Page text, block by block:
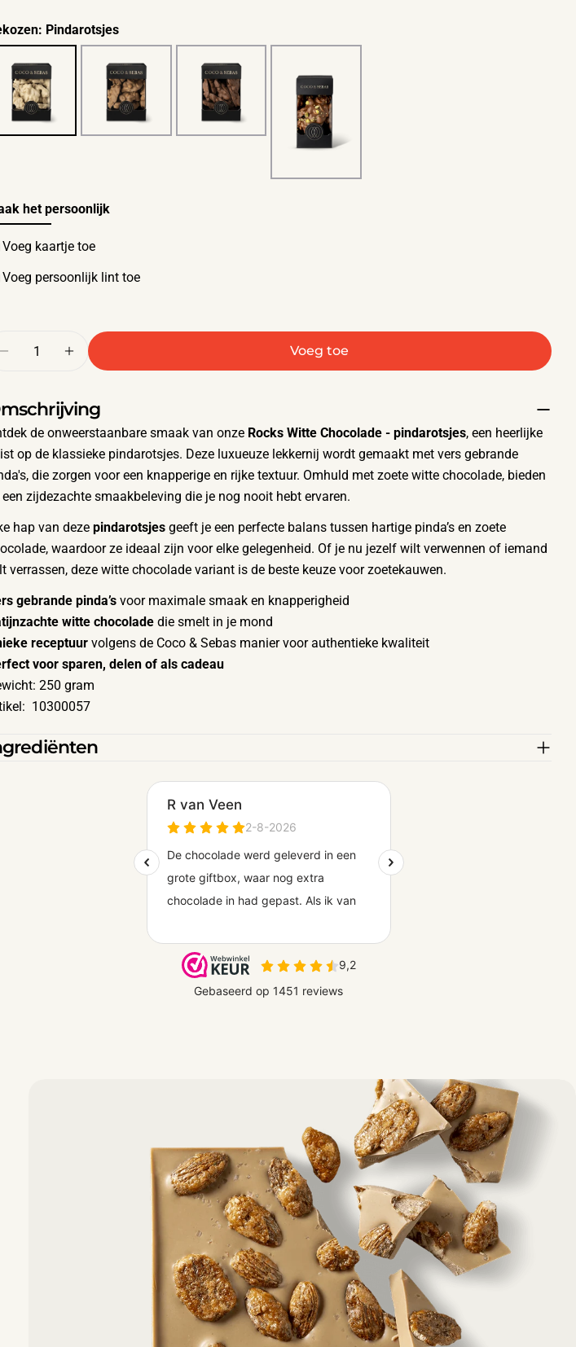
Pindarotsjes
het persoonlijk
Voeg kaartje toe
Voeg persoonlijk lint toe
Aantal verlagen voor Rocks Witte Chocolade - Pindarotsjes
Verhoog het aantal voor Rocks Witte Chocolade - Pindarotsjes
Voeg toe
de onweerstaanbare smaak van onze Rocks Witte Chocolade - pindarotsjes, een heerlijke
op de klassieke pindarotsjes. Deze luxueuze lekkernij wordt gemaakt met vers gebrande
die zorgen voor een knapperige en rijke textuur. Omhuld met zoete witte chocolade, bieden
een zijdezachte smaakbeleving die je nog nooit hebt ervaren.
hap van deze pindarotsjesgeeft je een perfecte balans tussen hartige pinda’s en zoete
waardoor ze ideaal zijn voor elke gelegenheid. Of je nu jezelf wilt verwennen of iemand
verrassen, deze witte chocolade variant is de beste keuze voor zoetekauwen.
gebrande pinda’svoor maximale smaak en knapperigheid
witte chocoladedie smelt in je mond
receptuurvolgens de Coco & Sebas manier voor authentieke kwaliteit
voor sparen, delen of als cadeau
250 gram
10300057